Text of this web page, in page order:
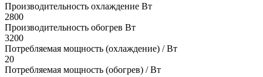
Производительность охлаждение Вт
2800
Производительность обогрев Вт
3200
Потребляемая мощность (охлаждение) / Вт
20
Потребляемая мощность (обогрев) / Вт